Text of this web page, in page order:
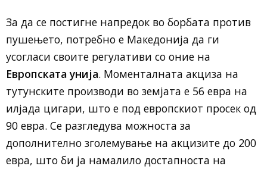
За да се постигне напредок во борбата против
пушењето, потребно е Македонија да ги
усогласи своите регулативи со оние на
Европската унија. Моменталната акциза на
тутунските производи во земјата е 56 евра на
илјада цигари, што е под европскиот просек од
90 евра. Се разгледува можноста за
дополнително зголемување на акцизите до 200
евра, што би ја намалило достапноста на